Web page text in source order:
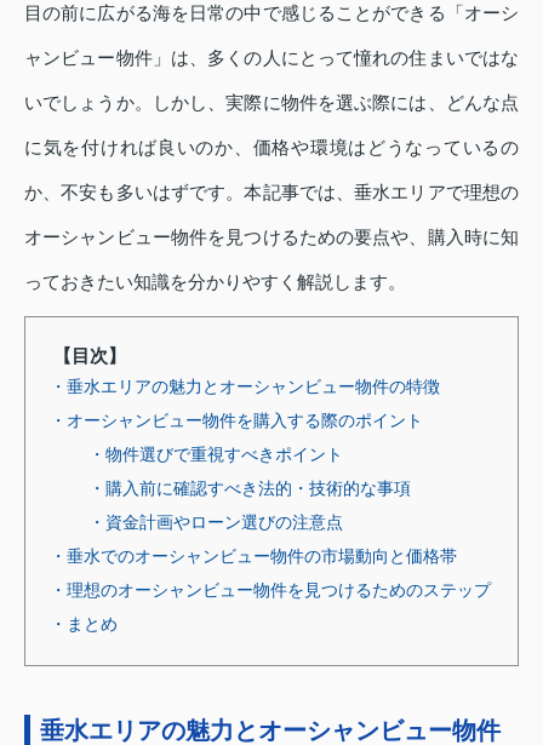
目の前に広がる海を日常の中で感じることができる「オーシ
ャンビュー物件」は、多くの人にとって憧れの住まいではな
いでしょうか。しかし、実際に物件を選ぶ際には、どんな点
に気を付ければ良いのか、価格や環境はどうなっているの
か、不安も多いはずです。本記事では、垂水エリアで理想の
オーシャンビュー物件を見つけるための要点や、購入時に知
っておきたい知識を分かりやすく解説します。
【目次】
・垂水エリアの魅力とオーシャンビュー物件の特徴
・オーシャンビュー物件を購入する際のポイント
・物件選びで重視すべきポイント
・購入前に確認すべき法的・技術的な事項
・資金計画やローン選びの注意点
・垂水でのオーシャンビュー物件の市場動向と価格帯
・理想のオーシャンビュー物件を見つけるためのステップ
・まとめ
垂水エリアの魅力とオーシャンビュー物件